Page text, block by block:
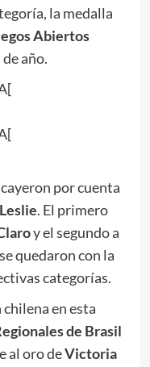
la medalla
Abiertos
año.
cayeron por cuenta
. El primero
y el segundo a
quedaron con la
categorías.
en esta
de Brasil
al oro deVictoria